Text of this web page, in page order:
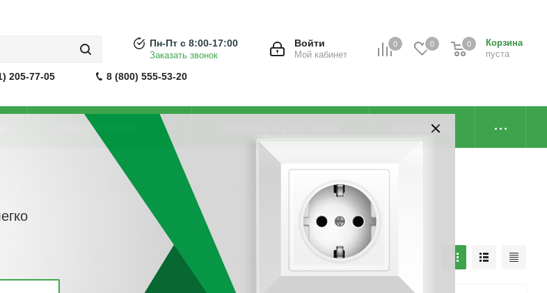
205-77-05 8 (800) 555-53-20
0 0
Корзина
пуста
0
Войти
Мой кабинет
Пн-Пт с 8:00-17:00
Заказать звонок
Направления Контакты
для сада и газона Садовый инструмент и инвентарь
По цене По наличию